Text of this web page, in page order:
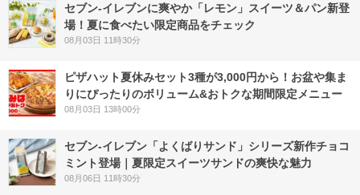
セブン‐イレブンに爽やか「レモン」スイーツ＆パン新登
場！夏に食べたい限定商品をチェック
08月03日 11時30分
ピザハット夏休みセット3種が3,000円から！お盆や集ま
りにぴったりのボリューム&おトクな期間限定メニュー
08月03日 13時00分
セブン‐イレブン「よくばりサンド」シリーズ新作チョコ
ミント登場｜夏限定スイーツサンドの爽快な魅力
08月06日 11時30分